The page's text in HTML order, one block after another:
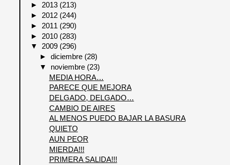
► 2013 (213)
► 2012 (244)
► 2011 (290)
► 2010 (283)
▼ 2009 (296)
►diciembre (28)
▼ noviembre (23)
MEDIA HORA…
PARECE QUE MEJORA
DELGADO, DELGADO…
CAMBIO DE AIRES
AL MENOS PUEDO BAJAR LA BASURA
QUIETO
AUN PEOR
MIERDA!!!
PRIMERA SALIDA!!!